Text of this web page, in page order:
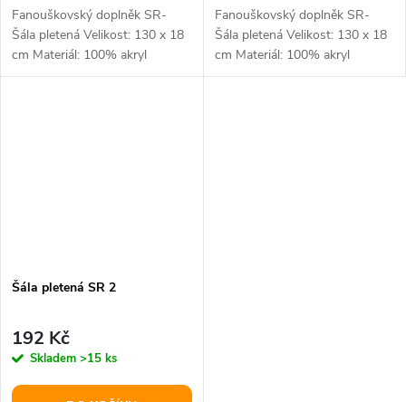
Fanouškovský doplněk SR-
Šála pletená Velikost: 130 x 18
cm Materiál: 100% akryl
Fanouškovský doplněk SR-
Šála pletená Velikost: 130 x 18
cm Materiál: 100% akryl
Šála pletená SR 2
192 Kč
Skladem >15 ks